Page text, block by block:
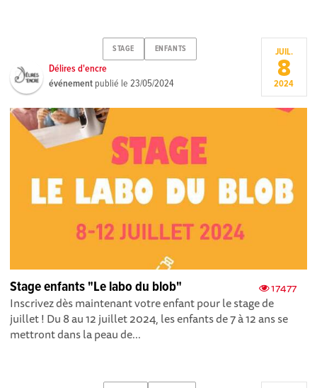
STAGE ENFANTS
Délires d'encre
événement publié le23/05/2024
JUIL.
8
2024
17477
Stage enfants "Le labo du blob"
Inscrivez dès maintenant votre enfant pour le stage de
juillet ! Du 8 au 12 juillet 2024, les enfants de 7 à 12 ans se
mettront dans la peau de...